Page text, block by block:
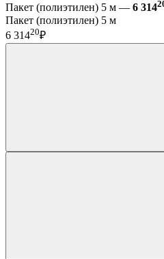
Пакет (полиэтилен) 5 м — 6 314
Пакет (полиэтилен) 5 м
6 31420₽